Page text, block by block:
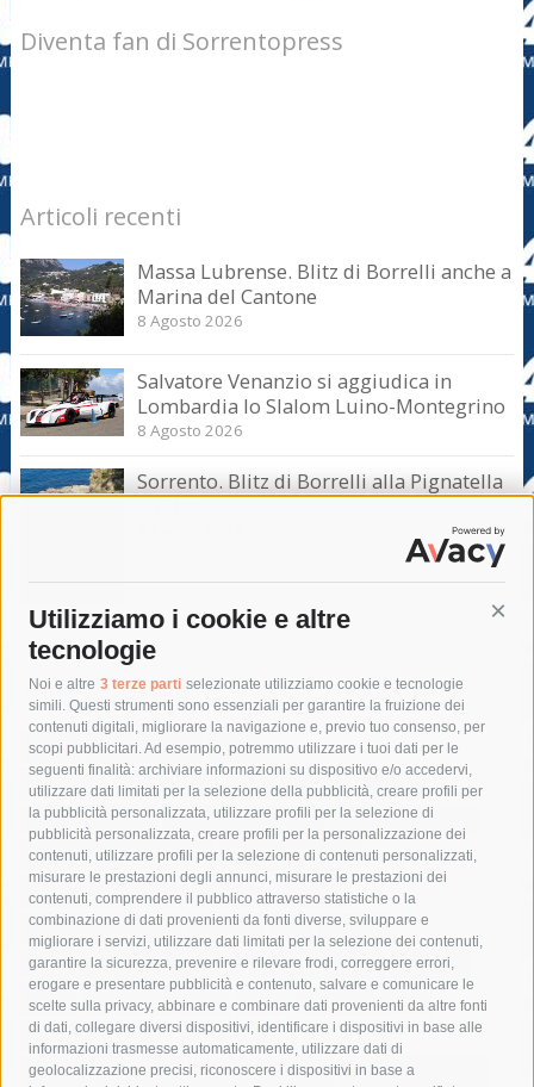
Utilizziamo i cookie e altre
tecnologie
Noi e altre 3 terze parti selezionate utilizziamo cookie e tecnologie
simili. Questi strumenti sono essenziali per garantire la fruizione dei
contenuti digitali, migliorare la navigazione e, previo tuo consenso, per
scopi pubblicitari. Ad esempio, potremmo utilizzare i tuoi dati per le
seguenti finalità: archiviare informazioni su dispositivo e/o accedervi,
utilizzare dati limitati per la selezione della pubblicità, creare profili per
la pubblicità personalizzata, utilizzare profili per la selezione di
pubblicità personalizzata, creare profili per la personalizzazione dei
contenuti, utilizzare profili per la selezione di contenuti personalizzati,
misurare le prestazioni degli annunci, misurare le prestazioni dei
contenuti, comprendere il pubblico attraverso statistiche o la
combinazione di dati provenienti da fonti diverse, sviluppare e
migliorare i servizi, utilizzare dati limitati per la selezione dei contenuti,
garantire la sicurezza, prevenire e rilevare frodi, correggere errori,
erogare e presentare pubblicità e contenuto, salvare e comunicare le
scelte sulla privacy, abbinare e combinare dati provenienti da altre fonti
di dati, collegare diversi dispositivi, identificare i dispositivi in base alle
informazioni trasmesse automaticamente, utilizzare dati di
geolocalizzazione precisi, riconoscere i dispositivi in base a
Diventa fan di Sorrentopress
Articoli recenti
Massa Lubrense. Blitz di Borrelli anche a
Marina del Cantone
8 Agosto 2026
Salvatore Venanzio si aggiudica in
Lombardia lo Slalom Luino-Montegrino
8 Agosto 2026
Sorrento. Blitz di Borrelli alla Pignatella
– video –
Tag
acqua allerta meteo
anas
area marina protetta di punta campanella
arresto
Asl Napoli 3 sud
capitaneria di porto capri
carabinieri
castellammare di stabia
circumvesuviana
comune di sorrento
concerto
contagi
costiera amalfitana
covid-19 eav
elezioni
fondazione sorrento
gori guardia costiera
incidente
lavori
lorenzo balducelli mare
massa lubrense
massimo coppola
Meta napoli
ordinanza
penisola sorrentina
piano di sorrento polizia municipale